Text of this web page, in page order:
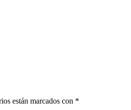
están marcados con *